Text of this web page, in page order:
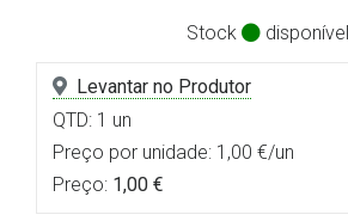
Stock disponível
Levantar no Produtor
QTD: 1 un
Preço por unidade: 1,00 €/un
Preço: 1,00 €